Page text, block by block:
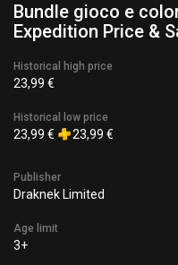
Bundle gioco e
Expedition Price &
Historical high price
23,99 €
Historical low price
23,99 € 23,99 €
Publisher
Draknek Limited
Age limit
3+